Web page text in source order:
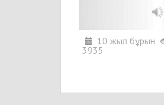
10 жыл бұрын
3935